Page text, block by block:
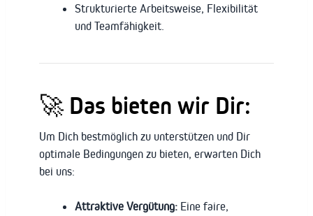
Strukturierte Arbeitsweise, Flexibilität
und Teamfähigkeit.
🚀 Das bieten wir Dir:
Um Dich bestmöglich zu unterstützen und Dir
optimale Bedingungen zu bieten, erwarten Dich
bei uns:
Attraktive Vergütung: Eine faire,